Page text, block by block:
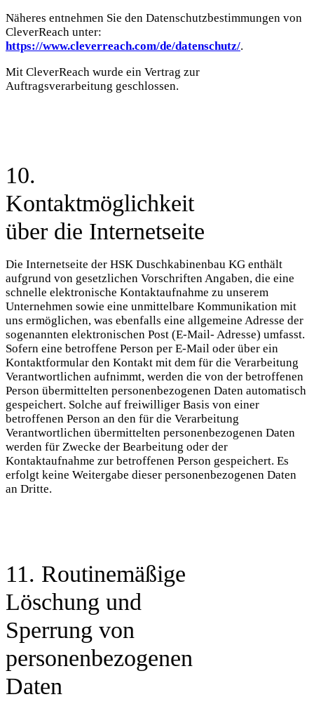
Näheres entnehmen Sie den Datenschutzbestimmungen von
CleverReach unter:
https://www.cleverreach.com/de/datenschutz/.
Mit CleverReach wurde ein Vertrag zur
Auftragsverarbeitung geschlossen.
10.
Kontaktmöglichkeit
über die Internetseite
Die Internetseite der HSK Duschkabinenbau KG enthält
aufgrund von gesetzlichen Vorschriften Angaben, die eine
schnelle elektronische Kontaktaufnahme zu unserem
Unternehmen sowie eine unmittelbare Kommunikation mit
uns ermöglichen, was ebenfalls eine allgemeine Adresse der
sogenannten elektronischen Post (E-Mail- Adresse) umfasst.
Sofern eine betroffene Person per E-Mail oder über ein
Kontaktformular den Kontakt mit dem für die Verarbeitung
Verantwortlichen aufnimmt, werden die von der betroffenen
Person übermittelten personenbezogenen Daten automatisch
gespeichert. Solche auf freiwilliger Basis von einer
betroffenen Person an den für die Verarbeitung
Verantwortlichen übermittelten personenbezogenen Daten
werden für Zwecke der Bearbeitung oder der
Kontaktaufnahme zur betroffenen Person gespeichert. Es
erfolgt keine Weitergabe dieser personenbezogenen Daten
an Dritte.
11. Routinemäßige
Löschung und
Sperrung von
personenbezogenen
Daten